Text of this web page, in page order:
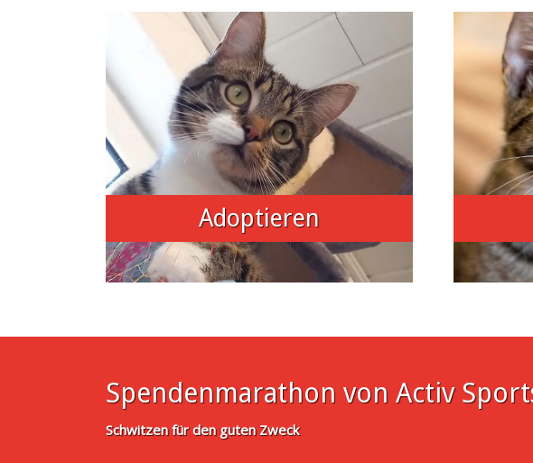
Adoptieren
Spendenmarathon von Activ
Schwitzen für den guten Zweck